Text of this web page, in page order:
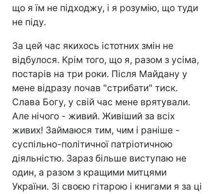
що я їм не підходжу, і я розумію, що туди
не піду.
За цей час якихось істотних змін не
відбулося. Крім того, що я, разом з усіма,
постарів на три роки. Після Майдану у
мене відразу почав "стрибати" тиск.
Слава Богу, у свій час мене врятували.
Але нічого - живий. Живіший за всіх
живих! Займаюся тим, чим і раніше -
суспільно-політичної патріотичною
діяльністю. Зараз більше виступаю не
один, а разом з кращими митцями
України. Зі своєю гітарою і книгами я за ці